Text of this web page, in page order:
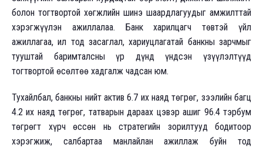
болон тогтвортой хөгжлийн шинэ шаардлагуудыг амжилттай
хэрэгжүүлэн ажиллалаа. Банк харилцагч төвтэй үйл
ажиллагаа, ил тод засаглал, хариуцлагатай банкны зарчмыг
тууштай баримталсны үр дүнд үндсэн үзүүлэлтүүд
тогтвортой өсөлтөө хадгалж чадсан юм.
Тухайлбал, банкны нийт актив 6.7 их наяд төгрөг, зээлийн багц
4.2 их наяд төгрөг, татварын дараах цэвэр ашиг 96.4 тэрбум
төгрөгт хүрч өссөн нь стратегийн зорилтууд бодитоор
хэрэгжиж, салбартаа манлайлан ажиллаж буйн тод